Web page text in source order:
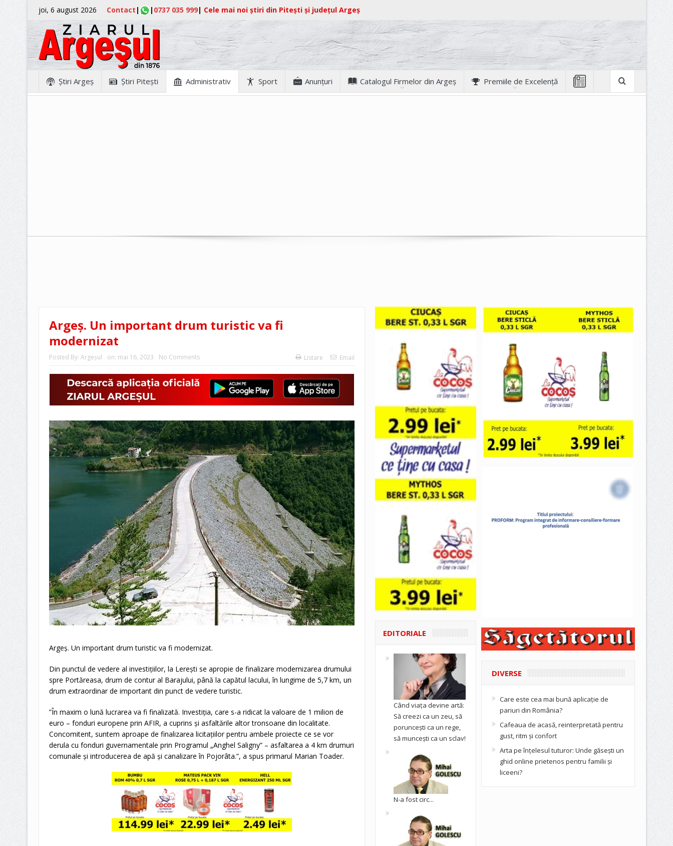
joi, 6 august 2026 Contact | | 0737 035 999| Cele mai noi știri din Pitești și județul Argeș
Ştiri Argeş Ştiri Piteşti Administrativ Sport Anunţuri Catalogul Firmelor din Argeș Premiile de Excelență
Argeș. Un important drum turistic va fi
modernizat
Posted By: Argeşul on: mai 16, 2023 No Comments Listare Email
Argeș. Un important drum turistic va fi modernizat.
Din punctul de vedere al investițiilor, la Lerești se apropie de finalizare modernizarea drumului
spre Portăreasa, drum de contur al Barajului, până la capătul lacului, în lungime de 5,7 km, un
drum extraordinar de important din punct de vedere turistic.
”În maxim o lună lucrarea va fi finalizată. Investiția, care s-a ridicat la valoare de 1 milion de
euro – fonduri europene prin AFIR, a cuprins și asfaltările altor tronsoane din localitate.
Concomitent, suntem aproape de finalizarea licitațiilor pentru ambele proiecte ce se vor
derula cu fonduri guvernamentale prin Programul „Anghel Saligny” – asfaltarea a 4 km drumuri
comunale și introducerea de apă și canalizare în Pojorâta.”, a spus primarul Marian Toader.
EDITORIALE
Când viața devine artă:
Să creezi ca un zeu, să
poruncești ca un rege,
să muncești ca un sclav!
N-a fost circ...
DIVERSE
Care este cea mai bună aplicație de
pariuri din România?
Cafeaua de acasă, reinterpretată pentru
gust, ritm și confort
Arta pe înțelesul tuturor: Unde găsești un
ghid online prietenos pentru familii și
liceeni?